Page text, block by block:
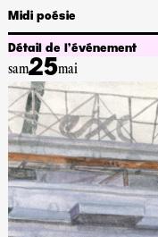
Midi poésie
Détail de l’événement
sam25mai